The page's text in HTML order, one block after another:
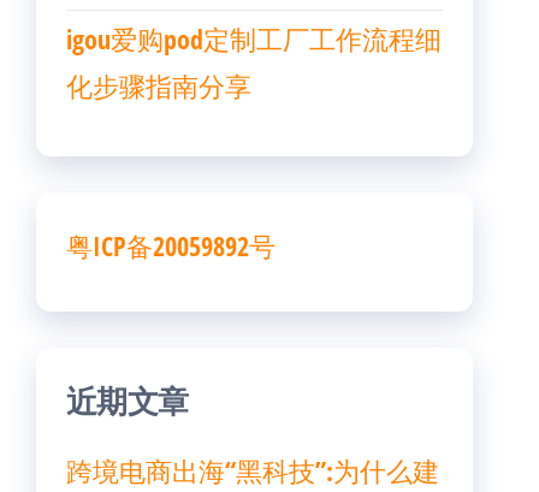
igou爱购pod定制工厂工作流程细
化步骤指南分享
粤ICP备20059892号
近期文章
跨境电商出海“黑科技”:为什么建